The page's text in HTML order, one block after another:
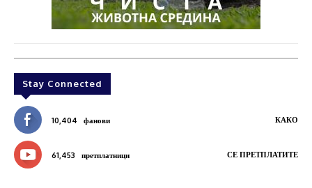
Stay Connected
10,404 фанови КАКО
61,453 претплатници СЕ ПРЕТПЛАТИТЕ